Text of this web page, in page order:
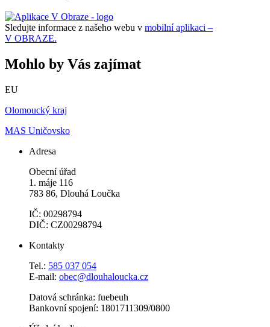
Sledujte informace z našeho webu v mobilní aplikaci –
V OBRAZE.
Mohlo by Vás zajímat
EU
Olomoucký kraj
MAS Uničovsko
Adresa
Obecní úřad
1. máje 116
783 86, Dlouhá Loučka
IČ: 00298794
DIČ: CZ00298794
Kontakty
Tel.: 585 037 054
E-mail: obec@dlouhaloucka.cz
Datová schránka: fuebeuh
Bankovní spojení: 1801711309/0800